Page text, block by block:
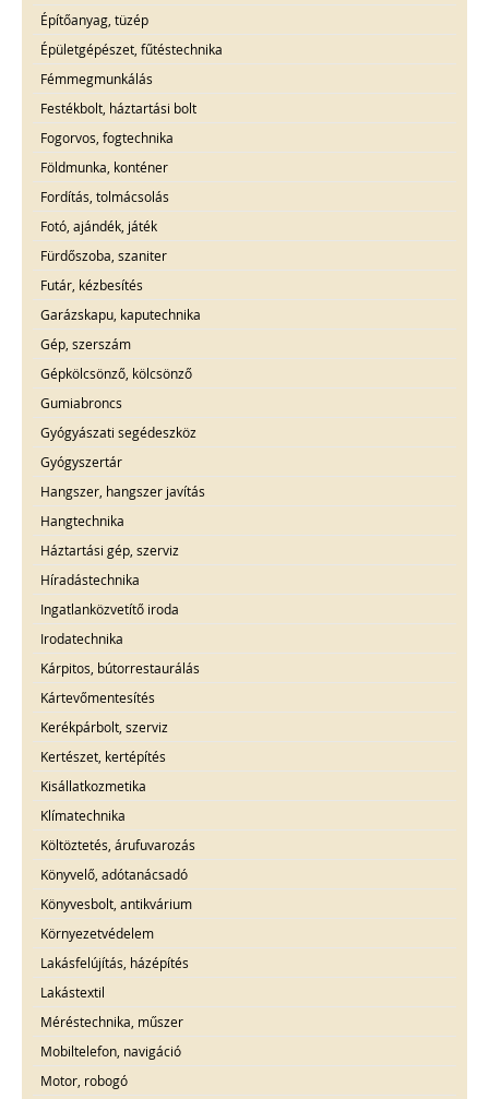
Építőanyag, tüzép
Épületgépészet, fűtéstechnika
Fémmegmunkálás
Festékbolt, háztartási bolt
Fogorvos, fogtechnika
Földmunka, konténer
Fordítás, tolmácsolás
Fotó, ajándék, játék
Fürdőszoba, szaniter
Futár, kézbesítés
Garázskapu, kaputechnika
Gép, szerszám
Gépkölcsönző, kölcsönző
Gumiabroncs
Gyógyászati segédeszköz
Gyógyszertár
Hangszer, hangszer javítás
Hangtechnika
Háztartási gép, szerviz
Híradástechnika
Ingatlanközvetítő iroda
Irodatechnika
Kárpitos, bútorrestaurálás
Kártevőmentesítés
Kerékpárbolt, szerviz
Kertészet, kertépítés
Kisállatkozmetika
Klímatechnika
Költöztetés, árufuvarozás
Könyvelő, adótanácsadó
Könyvesbolt, antikvárium
Környezetvédelem
Lakásfelújítás, házépítés
Lakástextil
Méréstechnika, műszer
Mobiltelefon, navigáció
Motor, robogó